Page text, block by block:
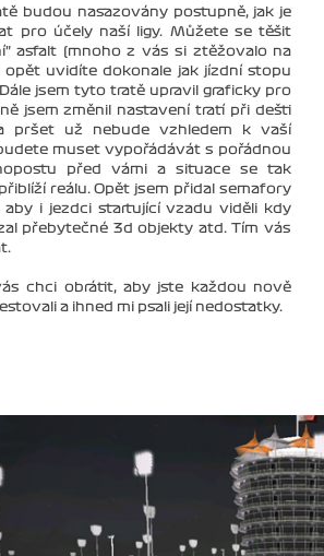
budou nasazovány postupně, jak je
pro účely naší ligy. Můžete se těšit
asfalt (mnoho z vás si ztěžovalo na
opět uvidíte dokonale jak jízdní stopu
jsem tyto tratě upravil graficky pro
jsem změnil nastavení tratí při dešti
pršet už nebude vzhledem k vaší
muset vypořádávát s pořádnou
před vámi a situace se tak
reálu. Opět jsem přidal semafory
i jezdci startující vzadu viděli kdy
přebytečné 3d objekty atd. Tím vás
chci obrátit, aby jste každou nově
a ihned mi psali její nedostatky.